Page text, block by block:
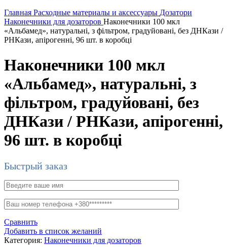
Главная Расходные материалы и аксессуары Дозатори
Наконечники для дозаторов Наконечники 100 мкл
«Альбамед», натуральні, з фільтром, градуйовані, без ДНКази /
РНКази, апірогенні, 96 шт. в коробці
Наконечники 100 мкл
«Альбамед», натуральні, з
фільтром, градуйовані, без
ДНКази / РНКази, апірогенні,
96 шт. в коробці
Быстрый заказ
Сравнить
Добавить в список желаний
Категория: Наконечники для дозаторов